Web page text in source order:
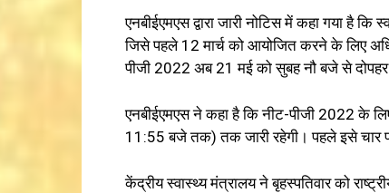
एनबीईएमएस द्वारा जारी नोटिस में कहा गया है
जिसे पहले 12 मार्च को आयोजित करने के लिए
पीजी 2022 अब 21 मई को सुबह नौ बजे से
एनबीईएमएस ने कहा है कि नीट-पीजी 2022 के
11:55 बजे तक) तक जारी रहेगी। पहले इसे चार
केंद्रीय स्वास्थ्य मंत्रालय ने बृहस्पतिवार को